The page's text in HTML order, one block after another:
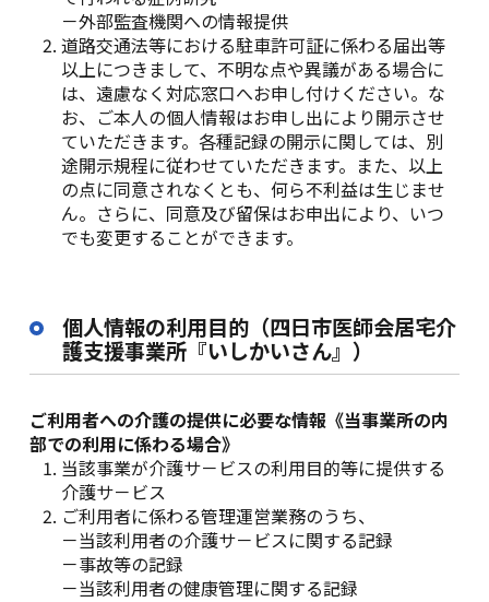
－外部監査機関への情報提供
道路交通法等における駐車許可証に係わる届出等
以上につきまして、不明な点や異議がある場合に
は、遠慮なく対応窓口へお申し付けください。な
お、ご本人の個人情報はお申し出により開示させ
ていただきます。各種記録の開示に関しては、別
途開示規程に従わせていただきます。また、以上
の点に同意されなくとも、何ら不利益は生じませ
ん。さらに、同意及び留保はお申出により、いつ
でも変更することができます。
個人情報の利用目的（四日市医師会居宅介
護支援事業所『いしかいさん』）
ご利用者への介護の提供に必要な情報《当事業所の内
部での利用に係わる場合》
当該事業が介護サ－ビスの利用目的等に提供する
介護サ－ビス
ご利用者に係わる管理運営業務のうち、
－当該利用者の介護サ－ビスに関する記録
－事故等の記録
－当該利用者の健康管理に関する記録